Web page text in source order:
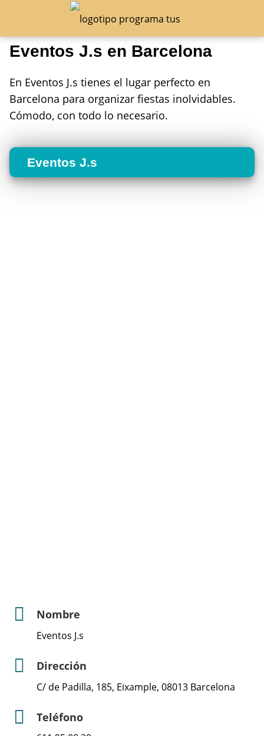
Eventos J.s en Barcelona
En Eventos J.s tienes el lugar perfecto en
Barcelona para organizar fiestas inolvidables.
Cómodo, con todo lo necesario.
Eventos J.s
Nombre
Eventos J.s
Dirección
C/ de Padilla, 185, Eixample, 08013 Barcelona
Teléfono